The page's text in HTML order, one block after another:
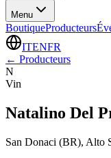
Menu
BoutiqueProducteurs
ITENFR
← Producteurs
N
Vin
Natalino Del
San Donaci (BR), Alto